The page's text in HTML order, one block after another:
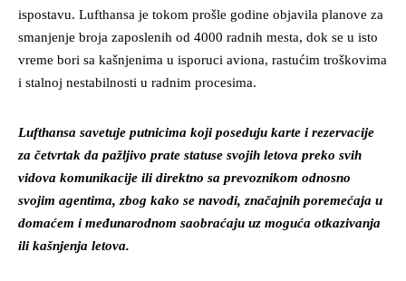
ispostavu. Lufthansa je tokom prošle godine objavila planove za
smanjenje broja zaposlenih od 4000 radnih mesta, dok se u isto
vreme bori sa kašnjenima u isporuci aviona, rastućim troškovima
i stalnoj nestabilnosti u radnim procesima.
Lufthansa savetuje putnicima koji poseduju karte i rezervacije
za četvrtak da pažljivo prate statuse svojih letova preko svih
vidova komunikacije ili direktno sa prevoznikom odnosno
svojim agentima, zbog kako se navodi, značajnih poremećaja u
domaćem i međunarodnom saobraćaju uz moguća otkazivanja
ili kašnjenja letova.